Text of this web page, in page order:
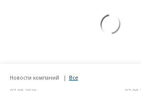
Новости компаний Все